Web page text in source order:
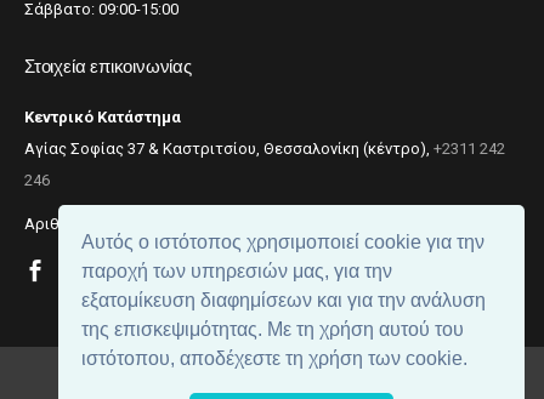
Αυτός ο ιστότοπος χρησιμοποιεί cookie για την
παροχή των υπηρεσιών μας, για την
εξατομίκευση διαφημίσεων και για την ανάλυση
της επισκεψιμότητας. Με τη χρήση αυτού του
ιστότοπου, αποδέχεστε τη χρήση των cookie.
Σάββατο: 09:00-15:00
Στοιχεία επικοινωνίας
Κεντρικό Κατάστημα
Αγίας Σοφίας 37 & Καστριτσίου, Θεσσαλονίκη (κέντρο), +2311 242
246
Αριθμός ΓΕΜΗ: 059299204000
beautynet . All rights reserved.